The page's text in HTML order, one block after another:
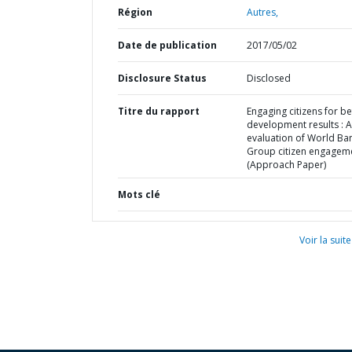
Région Autres,
Date de publication 2017/05/02
Disclosure Status Disclosed
Titre du rapport
Engaging citizens for
development results :
evaluation of World
Group citizen
(Approach Paper)
Mots clé
Voir la suite